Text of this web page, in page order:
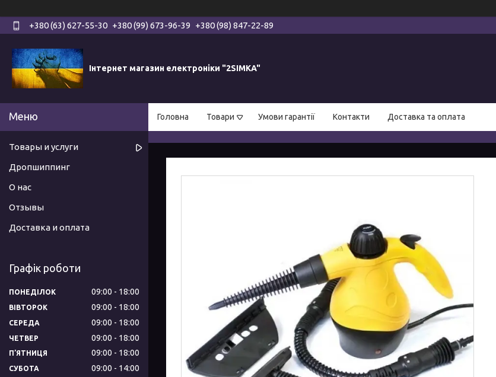
+380 (63) 627-55-30 +380 (99) 673-96-39 +380 (98) 847-22-89
Інтернет магазин електроніки "2SIMKA"
Головна Товари Умови гарантії Контакти Доставка та оплата
Товары и услуги
Дропшиппинг
О нас
Отзывы
Доставка и оплата
Графік роботи
ПОНЕДІЛОК 09:00 18:00
ВІВТОРОК 09:00 18:00
СЕРЕДА 09:00 18:00
ЧЕТВЕР 09:00 18:00
ПʼЯТНИЦЯ 09:00 18:00
СУБОТА 09:00 14:00